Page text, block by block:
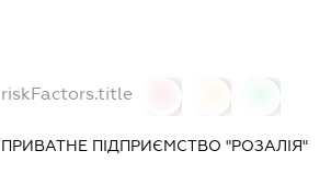
riskFactors.title
ПРИВАТНЕ ПІДПРИЄМСТВО "РОЗАЛІЯ"